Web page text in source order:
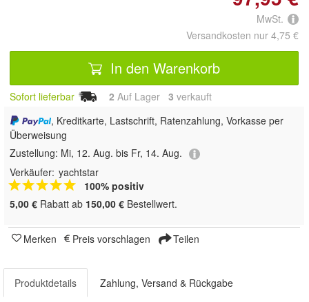
MwSt.
Versandkosten nur 4,75 €
In den Warenkorb
Sofort lieferbar 2 Auf Lager 3 verkauft
, Kreditkarte, Lastschrift, Ratenzahlung, Vorkasse per
Überweisung
Zustellung: Mi, 12. Aug. bis Fr, 14. Aug.
Verkäufer: yachtstar
100% positiv
5,00 € Rabatt ab 150,00 € Bestellwert.
Merken Preis vorschlagen Teilen
Produktdetails Zahlung, Versand & Rückgabe